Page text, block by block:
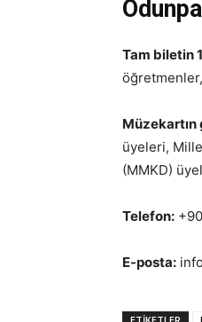
Tam biletin
Müzekartın
üyeleri,
(MMKD)
Telefon:
E-posta: